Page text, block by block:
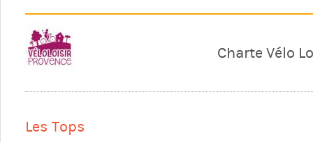
Charte Vélo
Les Tops